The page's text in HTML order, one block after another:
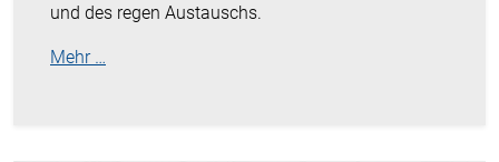
und des regen Austauschs.
Mehr …